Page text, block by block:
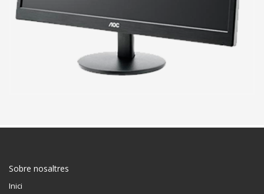
Sobre nosaltres
Inici